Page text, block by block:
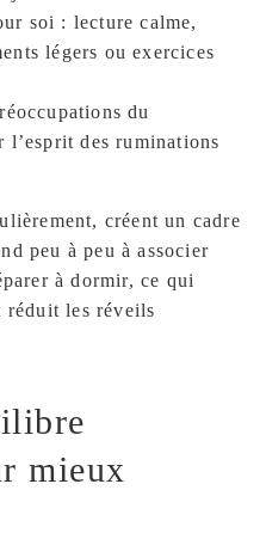
soi : lecture calme,
légers ou exercices
du
l’esprit des ruminations
créent un cadre
peu à peu à associer
à dormir, ce qui
réduit les réveils
mieux